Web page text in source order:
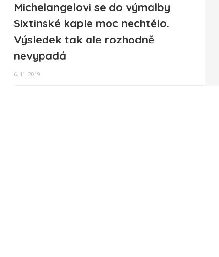
Michelangelovi se do výmalby
Sixtinské kaple moc nechtělo.
Výsledek tak ale rozhodně
nevypadá
6. 11. 2019